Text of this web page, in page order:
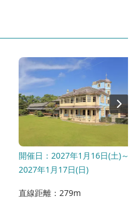
開催日：2027年1月16日(土)～
2027年1月17日(日)
直線距離：279m